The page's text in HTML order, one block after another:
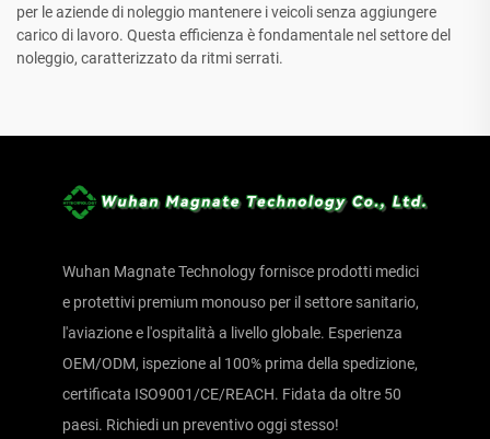
per le aziende di noleggio mantenere i veicoli senza aggiungere
carico di lavoro. Questa efficienza è fondamentale nel settore del
noleggio, caratterizzato da ritmi serrati.
Wuhan Magnate Technology fornisce prodotti medici
e protettivi premium monouso per il settore sanitario,
l'aviazione e l'ospitalità a livello globale. Esperienza
OEM/ODM, ispezione al 100% prima della spedizione,
certificata ISO9001/CE/REACH. Fidata da oltre 50
paesi. Richiedi un preventivo oggi stesso!